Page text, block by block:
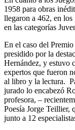
1958 para obras
llegaron a 462, en
en las categorías
En el caso del
presidido por la
Hernández, y estuvo
expertos que fueron
al libro y la lectura.
jurado lo encabezó
profesora, –
Poesía Jorge Teillier,
junto a 12